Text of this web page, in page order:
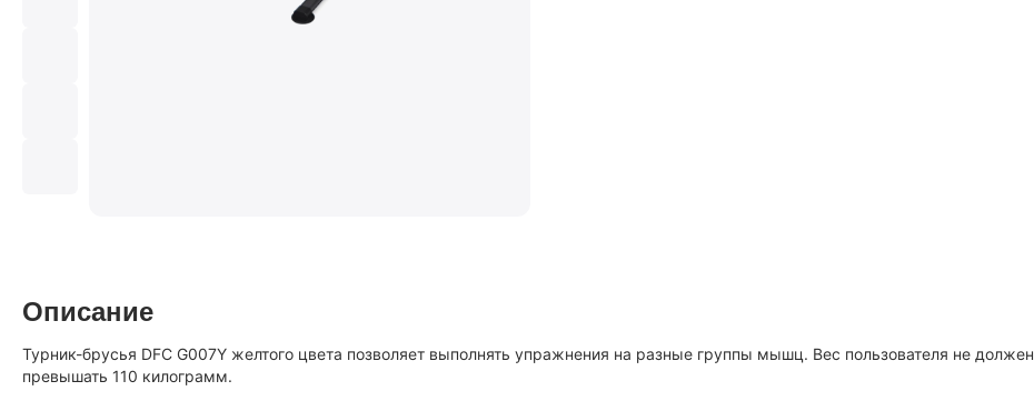
Описание
Турник-брусья DFC G007Y желтого цвета позволяет выполнять упражнения на разные группы мышц. Вес пользователя не должен
превышать 110 килограмм.